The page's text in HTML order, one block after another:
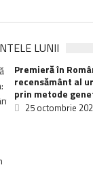
LUNII
Premieră în
recensământ al
prin metode
25 octombrie